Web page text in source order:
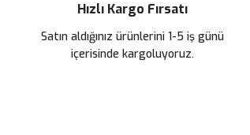
Bu ürüne benzer farklı alternatifler olmalı.
Hızlı Kargo Fırsatı
Satın aldığınız ürünlerini 1-5 iş günü
içerisinde kargoluyoruz.